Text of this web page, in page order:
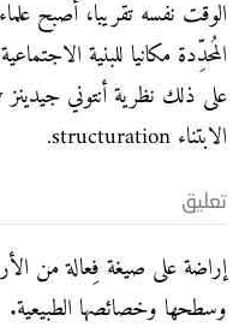
الوقت نفسه تقريبا، أصبح
المُحدِّدة مكانيا للبنية
الابتناء structuration.
تعليق
إراضة على صيغة فِعالة من
وسطحها وخصائصها الطبيعية.